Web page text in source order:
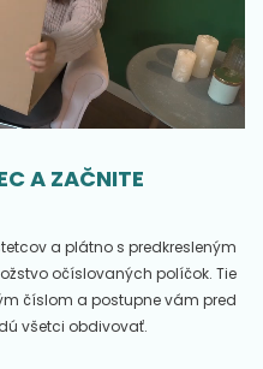
A ZAČNITE
a plátno s predkresleným
očíslovaných políčok. Tie
číslom a postupne vám pred
všetci obdivovať.